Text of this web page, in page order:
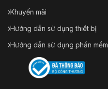
Khuyến mãi
Hướng dẫn sử dụng thiết bị
Hướng dẫn sử dụng phần mềm